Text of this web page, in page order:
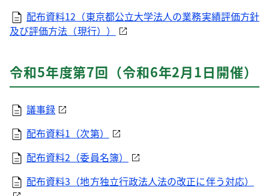
配布資料12（東京都公立大学法人の業務実績評価方針
及び評価方法（現行））
令和5年度第7回（令和6年2月1日開催）
議事録
配布資料1（次第）
配布資料2（委員名簿）
配布資料3（地方独立行政法人法の改正に伴う対応）